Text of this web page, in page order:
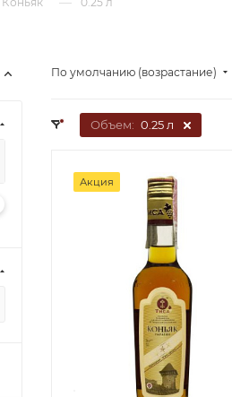
По умолчанию (возрастание)
Объем: 0.25 л
Акция